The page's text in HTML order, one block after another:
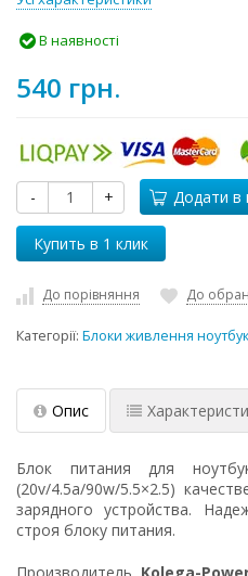
В наявності
540 грн.
- + Додати в
До порівняння До
Категорії: Блоки живлення
Опис
Блок питания для
(20v/4.5a/90w/5.5×2.5)
зарядного устройства.
строя блоку питания.